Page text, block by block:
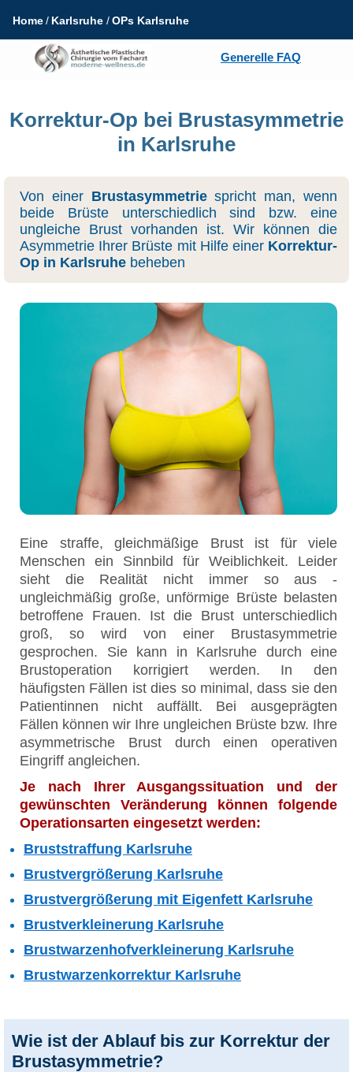
Generelle FAQ
Home Karlsruhe OPs Karlsruhe
Korrektur-Op bei Brustasymmetrie
in Karlsruhe
Von einer Brustasymmetriespricht man, wenn
beide Brüste unterschiedlich sind bzw. eine
ungleiche Brust vorhanden ist. Wir können die
Asymmetrie Ihrer Brüste mit Hilfe einer Korrektur-
Op in Karlsruhe beheben
Eine straffe, gleichmäßige Brust ist für viele
Menschen ein Sinnbild für Weiblichkeit. Leider
sieht die Realität nicht immer so aus -
ungleichmäßig große, unförmige Brüste belasten
betroffene Frauen. Ist die Brust unterschiedlich
groß, so wird von einer Brustasymmetrie
gesprochen. Sie kann in Karlsruhe durch eine
Brustoperation korrigiert werden. In den
häufigsten Fällen ist dies so minimal, dass sie den
Patientinnen nicht auffällt. Bei ausgeprägten
Fällen können wir Ihre ungleichen Brüste bzw. Ihre
asymmetrische Brust durch einen operativen
Eingriff angleichen.
Je nach Ihrer Ausgangssituation und der
gewünschten Veränderung können folgende
Operationsarten eingesetzt werden:
Bruststraffung Karlsruhe
Brustvergrößerung Karlsruhe
Brustvergrößerung mit Eigenfett Karlsruhe
Brustverkleinerung Karlsruhe
Brustwarzenhofverkleinerung Karlsruhe
Brustwarzenkorrektur Karlsruhe
Wie ist der Ablauf bis zur Korrektur der
Brustasymmetrie?